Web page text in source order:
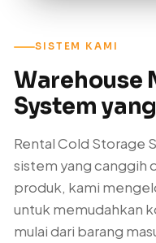
SISTEM KAMI
Warehouse
System
Rental Cold Storage
sistem yang canggih
produk, kami
untuk memudahkan
mulai dari barang